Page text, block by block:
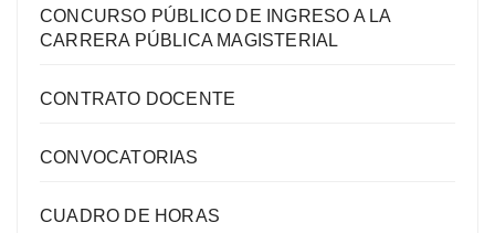
CONCURSO PÚBLICO DE INGRESO A LA
CARRERA PÚBLICA MAGISTERIAL
CONTRATO DOCENTE
CONVOCATORIAS
CUADRO DE HORAS